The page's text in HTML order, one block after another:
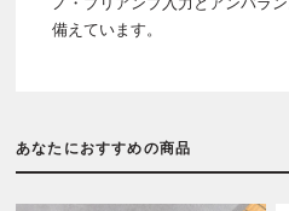
備えています。
あなたにおすすめの商品